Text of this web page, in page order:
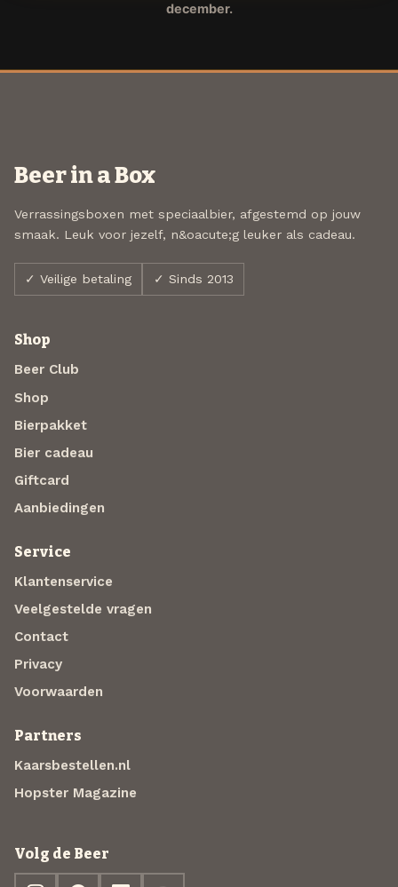
december.
Beer in a Box
Verrassingsboxen met speciaalbier, afgestemd op jouw
smaak. Leuk voor jezelf, n&oacute;g leuker als cadeau.
✓ Veilige betaling ✓ Sinds 2013
Shop
Beer Club
Shop
Bierpakket
Bier cadeau
Giftcard
Aanbiedingen
Service
Klantenservice
Veelgestelde vragen
Contact
Privacy
Voorwaarden
Partners
Kaarsbestellen.nl
Hopster Magazine
Volg de Beer